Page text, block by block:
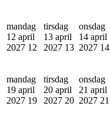
mandag
12 april
2027 12
tirsdag
13 april
2027 13
onsdag
14 april
2027 14
mandag
19 april
2027 19
tirsdag
20 april
2027 20
onsdag
21 april
2027 21